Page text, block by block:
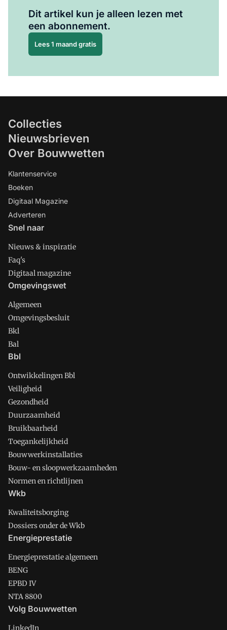
Dit artikel kun je alleen lezen met
een abonnement.
Lees 1 maand gratis
Collecties
Nieuwsbrieven
Over Bouwwetten
Klantenservice
Boeken
Digitaal Magazine
Adverteren
Snel naar
Nieuws & inspiratie
Faq's
Digitaal magazine
Omgevingswet
Algemeen
Omgevingsbesluit
Bkl
Bal
Bbl
Ontwikkelingen Bbl
Veiligheid
Gezondheid
Duurzaamheid
Bruikbaarheid
Toegankelijkheid
Bouwwerkinstallaties
Bouw- en sloopwerkzaamheden
Normen en richtlijnen
Wkb
Kwaliteitsborging
Dossiers onder de Wkb
Energieprestatie
Energieprestatie algemeen
BENG
EPBD IV
NTA 8800
Volg Bouwwetten
LinkedIn